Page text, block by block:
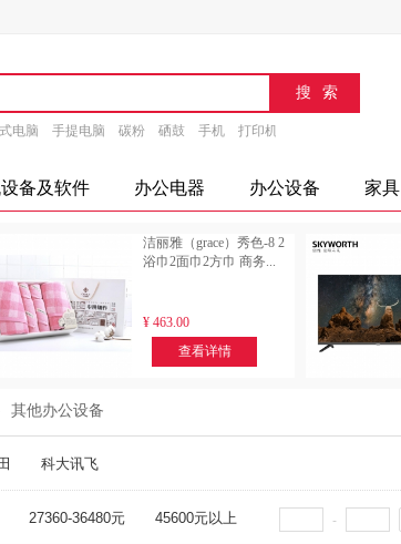
电脑 手提电脑 碳粉 硒鼓 手机 打印机
备及软件 办公电器 办公设备 家具
洁丽雅（grace）秀色-8 2
浴巾2面巾2方巾 商务...
¥ 463.00
查看详情
其他办公设备
科大讯飞
多选
27360-36480元 45600元以上 -